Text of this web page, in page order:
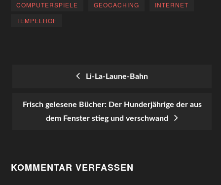
COMPUTERSPIELE GEOCACHING
INTERNET
TEMPELHOF
POST
NAVIGATION
Li-La-Laune-Bahn
Frisch gelesene Bücher: Der Hunderjährige der aus
dem Fenster stieg und verschwand
KOMMENTAR VERFASSEN